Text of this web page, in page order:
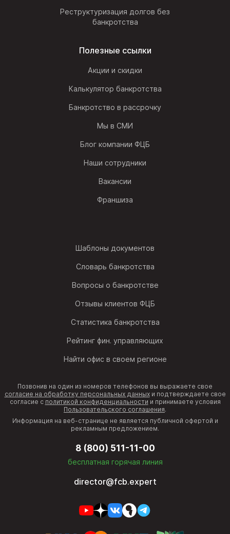
Реструктуризация долгов без
банкротства
Полезные ссылки
Акции и скидки
Калькулятор банкротства
Банкротство в рассрочку
Мы в СМИ
Блог компании ФЦБ
Наши сотрудники
Вакансии
Франшиза
Шаблоны документов
Словарь банкротства
Вопросы о банкротстве
Отзывы клиентов ФЦБ
Статистика банкротства
Рейтинг фин. управляющих
Найти офис в своем регионе
Позвонив на один из номеров телефонов вы выражаете свое
согласие на обработку персональных данныхи подтверждаете свое
согласие с политикой конфиденциальности и принимаете условия
Пользовательского соглашения.
Информация на веб-странице не является публичной офертой и
рекламным предложением.
8 (800) 511-11-00
бесплатная горячая линия
director@fcb.expert